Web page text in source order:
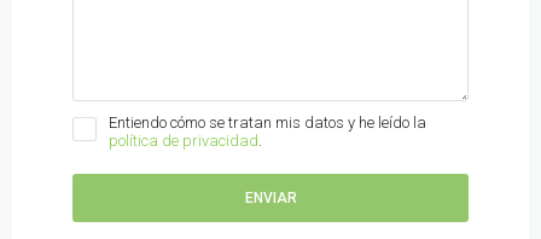
Entiendo cómo se tratan mis datos y he leído la
política de privacidad.
ENVIAR